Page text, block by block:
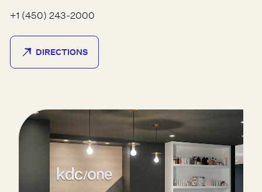
+1 (450) 243-2000
DIRECTIONS